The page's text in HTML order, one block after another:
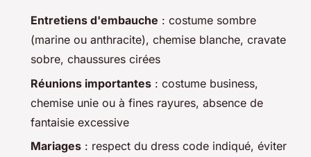
Entretiens d'embauche : costume sombre
(marine ou anthracite), chemise blanche, cravate
sobre, chaussures cirées
Réunions importantes : costume business,
chemise unie ou à fines rayures, absence de
fantaisie excessive
Mariages : respect du dress code indiqué, éviter